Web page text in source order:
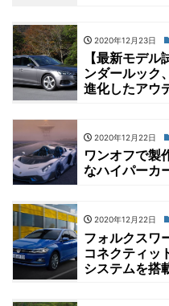
2020年12月23日
【最新モデ
ンダールック
進化したアウ
2020年12月22日
ワンオフで製
なハイパーカ
2020年12月22日
フォルクスワ
コネクティッ
システムを搭